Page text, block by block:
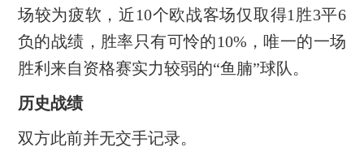
场较为疲软，近10个欧战客场仅取得1胜3平6
负的战绩，胜率只有可怜的10%，唯一的一场
胜利来自资格赛实力较弱的“鱼腩”球队。
历史战绩
双方此前并无交手记录。